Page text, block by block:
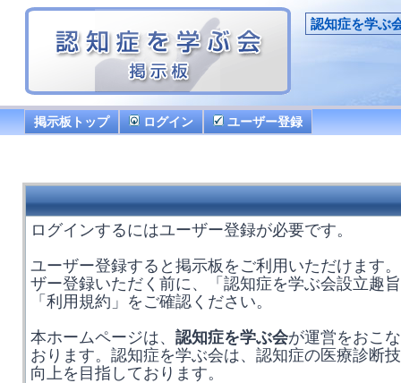
認知症を学ぶ
掲示板トップ ログイン ユーザー登録
ログインするにはユーザー登録が必要です。
ユーザー登録すると掲示板をご利用いただけます
ザー登録いただく前に、「認知症を学ぶ会設立趣
「利用規約」をご確認ください。
本ホームページは、 認知症を学ぶ会が運営をおこ
おります。認知症を学ぶ会は、認知症の医療診断
向上を目指しております。